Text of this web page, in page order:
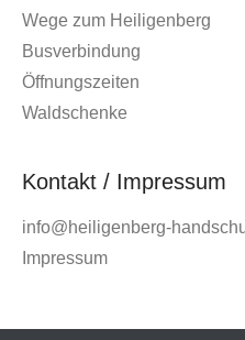
Wege zum Heiligenberg
Busverbindung
Öffnungszeiten
Waldschenke
Kontakt / Impressum
info@heiligenberg-
Impressum